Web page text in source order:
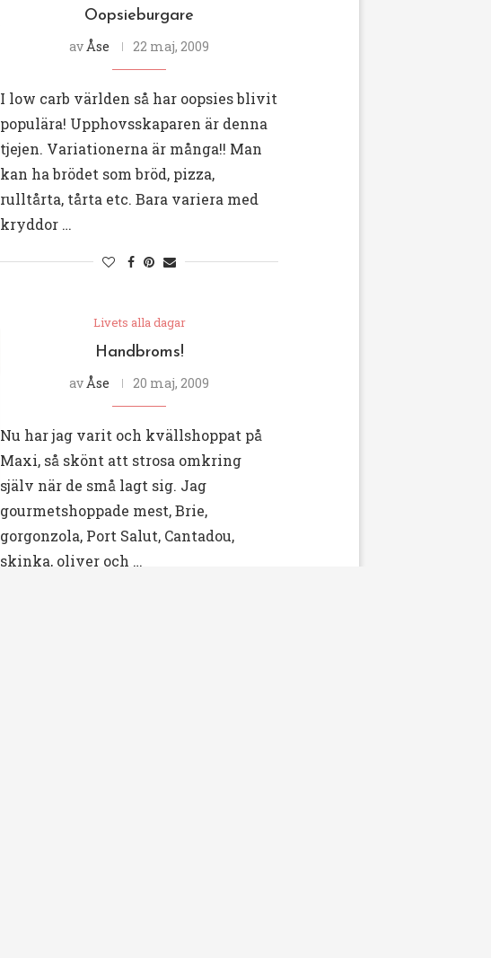
Oopsieburgare
avÅse 22 maj, 2009
I low carb världen så har oopsies blivit
populära! Upphovsskaparen är denna
tjejen. Variationerna är många!! Man
kan ha brödet som bröd, pizza,
rulltårta, tårta etc. Bara variera med
kryddor …
Livets alla dagar
Handbroms!
avÅse 20 maj, 2009
Nu har jag varit och kvällshoppat på
Maxi, så skönt att strosa omkring
själv när de små lagt sig. Jag
gourmetshoppade mest, Brie,
gorgonzola, Port Salut, Cantadou,
skinka, oliver och …